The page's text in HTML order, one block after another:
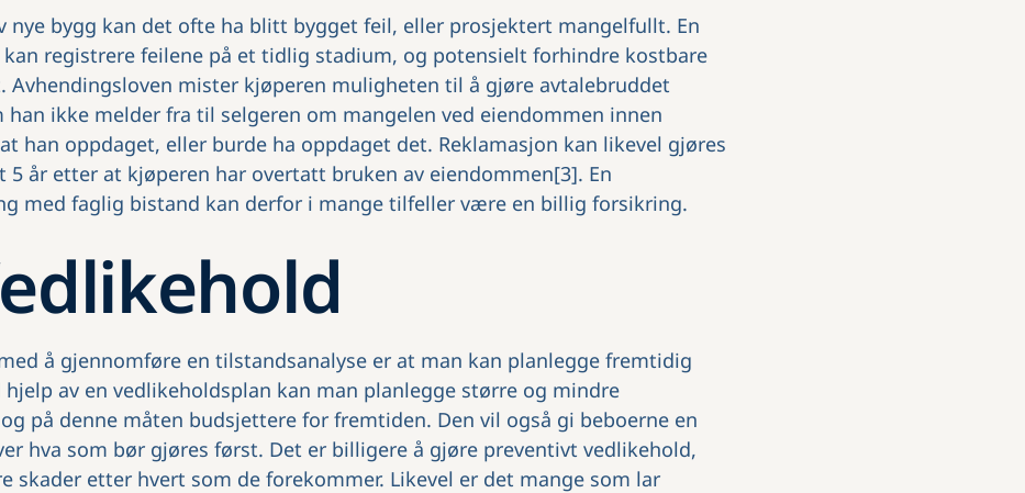
nye bygg kan det ofte ha blitt bygget feil, eller prosjektert mangelfullt. En
registrere feilene på et tidlig stadium, og potensielt forhindre kostbare
Avhendingsloven mister kjøperen muligheten til å gjøre avtalebruddet
han ikke melder fra til selgeren om mangelen ved eiendommen innen
han oppdaget, eller burde ha oppdaget det. Reklamasjon kan likevel gjøres
5 år etter at kjøperen har overtatt bruken av eiendommen[3]. En
med faglig bistand kan derfor i mange tilfeller være en billig forsikring.
å gjennomføre en tilstandsanalyse er at man kan planlegge fremtidig
hjelp av en vedlikeholdsplan kan man planlegge større og mindre
på denne måten budsjettere for fremtiden. Den vil også gi beboerne en
hva som bør gjøres først. Det er billigere å gjøre preventivt vedlikehold,
skader etter hvert som de forekommer. Likevel er det mange som lar